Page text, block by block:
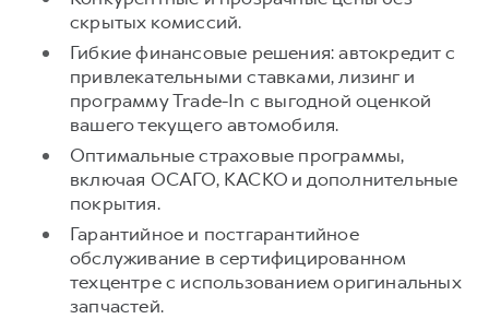
скрытых комиссий.
Гибкие финансовые решения: автокредит с
привлекательными ставками, лизинг и
программу Trade-In с выгодной оценкой
вашего текущего автомобиля.
Оптимальные страховые программы,
включая ОСАГО, КАСКО и дополнительные
покрытия.
Гарантийное и постгарантийное
обслуживание в сертифицированном
техцентре с использованием оригинальных
запчастей.